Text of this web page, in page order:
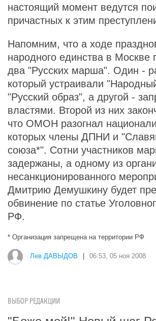
настоящий момент ведутся
причастных к этим
Напомним, что а ходе
народного единства в Москве
два "Русских марша". Один -
который устраивали
"Русский образ", а другой -
властями. Второй из них
что ОМОН разогнал
которых члены ДПНИ и
союза*". Сотни участников
задержаны, а одному из
несанкционированного
Дмитрию Демушкину будет
обвинение по статье
РФ.
* Организация запрещена на территории РФ
Лев ДАВЫДОВ 06:53, 05 ноя 2008
ВЫБОР РЕДАКЦИИ